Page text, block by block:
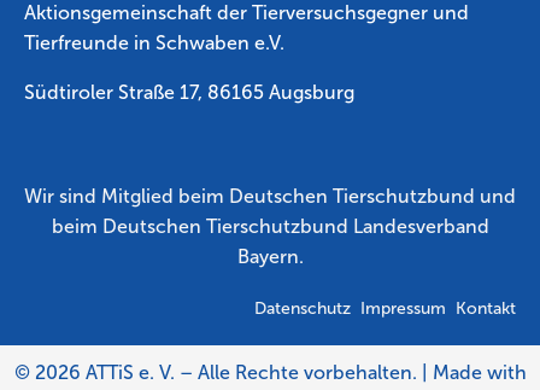
Aktionsgemeinschaft der Tierversuchsgegner und
Tierfreunde in Schwaben e.V.
Südtiroler Straße 17, 86165 Augsburg
Wir sind Mitglied beim Deutschen Tierschutzbund und
beim Deutschen Tierschutzbund Landesverband
Bayern.
Datenschutz Impressum Kontakt
© 2026 ATTiS e. V. – Alle Rechte vorbehalten. | Made with